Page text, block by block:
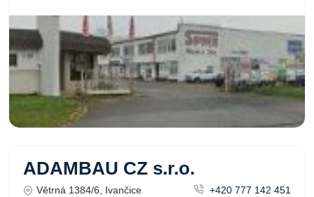
ADAMBAU CZ s.r.o.
Větrná 1384/6, Ivančice
+420 777 142 451